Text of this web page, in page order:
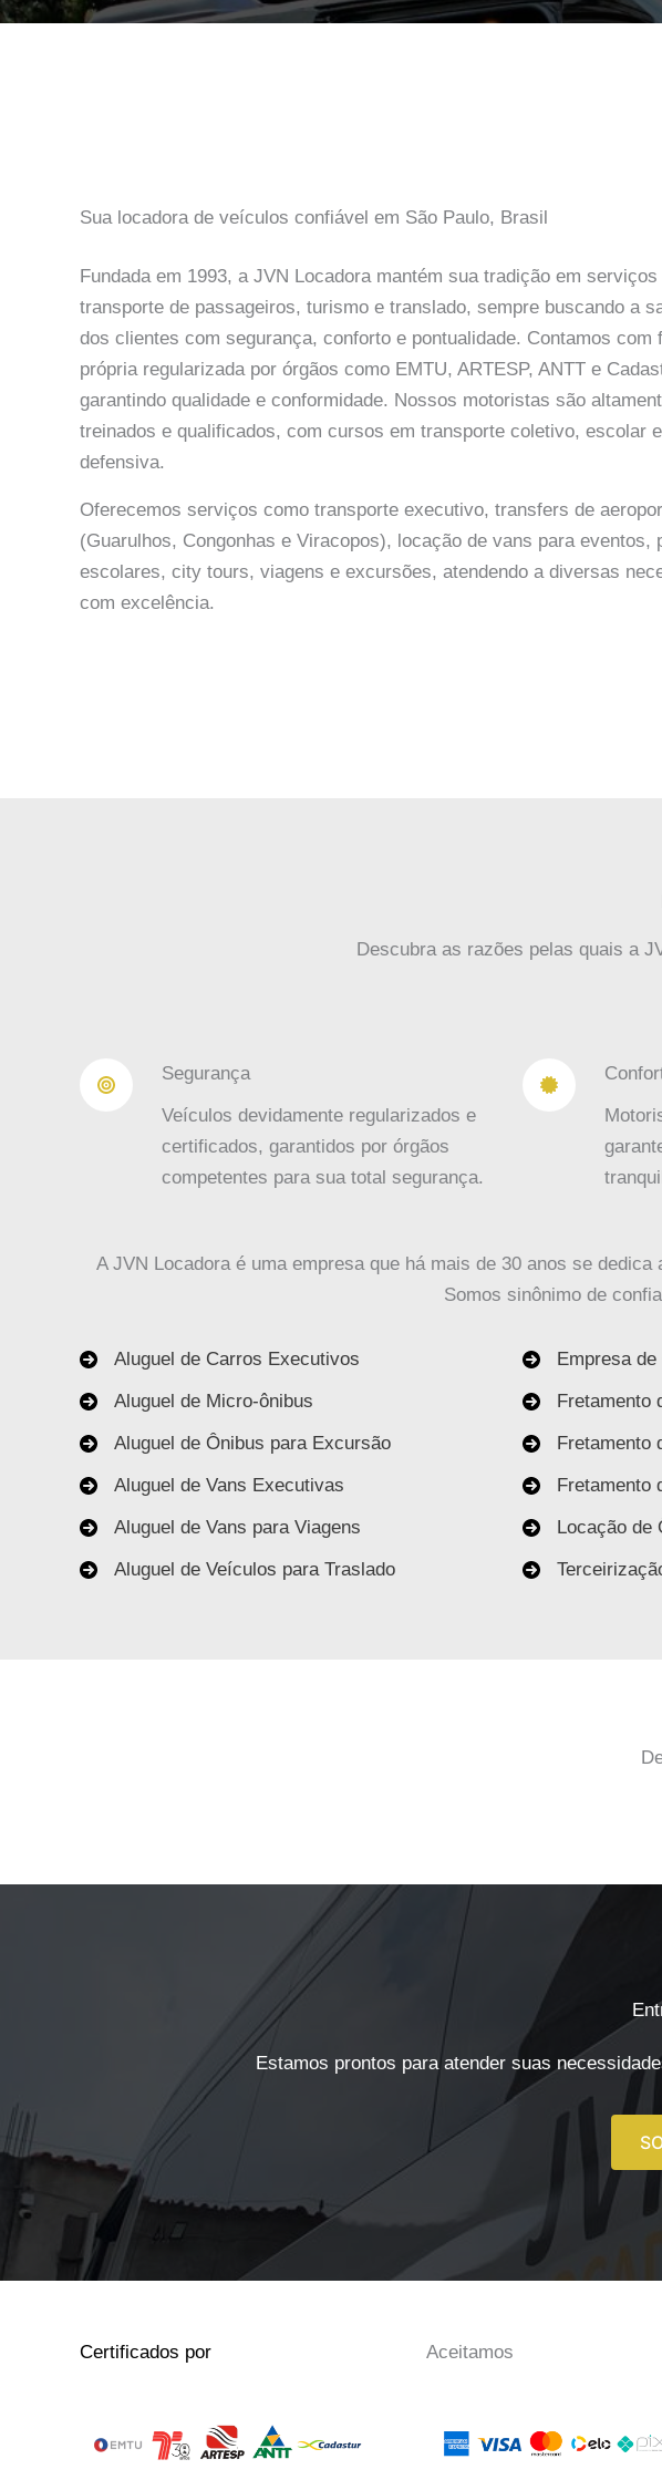
Sua locadora de veículos confiável em São Paulo, Brasil
Fundada em 1993, a JVN Locadora mantém sua tradição em serviços
transporte de passageiros, turismo e translado, sempre buscando a
dos clientes com segurança, conforto e pontualidade. Contamos com
própria regularizada por órgãos como EMTU, ARTESP, ANTT e
garantindo qualidade e conformidade. Nossos motoristas são
treinados e qualificados, com cursos em transporte coletivo, escolar
defensiva.
Oferecemos serviços como transporte executivo, transfers de
(Guarulhos, Congonhas e Viracopos), locação de vans para eventos,
escolares, city tours, viagens e excursões, atendendo a diversas
com excelência.
Descubra as razões pelas quais a
Segurança
Veículos devidamente regularizados e
certificados, garantidos por órgãos
competentes para sua total segurança.
A JVN Locadora é uma empresa que há mais de 30 anos se
Somos sinônimo de
Aluguel de Carros Executivos
Aluguel de Micro-ônibus
Aluguel de Ônibus para Excursão
Aluguel de Vans Executivas
Aluguel de Vans para Viagens
Aluguel de Veículos para Traslado
Empresa
Fretamento
Fretamento
Fretamento
Locação de
Estamos prontos para atender suas
Certificados por Aceitamos